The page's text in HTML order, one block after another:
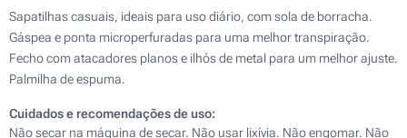
Sapatilhas casuais, ideais para uso diário, com sola de borracha.
Gáspea e ponta microperfuradas para uma melhor transpiração.
Fecho com atacadores planos e ilhós de metal para um melhor ajuste.
Palmilha de espuma.
Cuidados e recomendações de uso:
Não secar na máquina de secar. Não usar lixívia. Não engomar. Não